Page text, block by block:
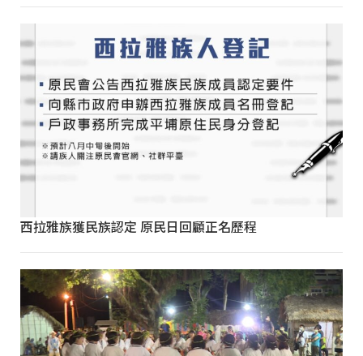
西拉雅族獲民族認定 原民日回顧正名歷程